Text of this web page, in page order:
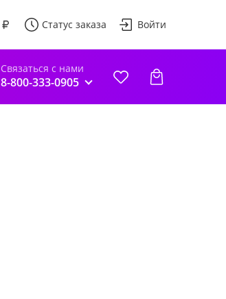
Статус заказа Войти
Связаться с нами
8-800-333-0905